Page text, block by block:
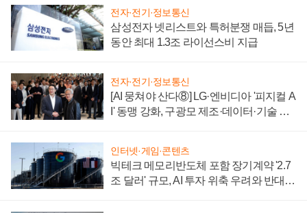
전자·전기·정보통신
삼성전자 넷리스트와 특허분쟁 매듭, 5년
동안 최대 1.3조 라이선스비 지급
전자·전기·정보통신
[AI 뭉쳐야 산다⑧] LG·엔비디아 '피지컬 A
I' 동맹 강화, 구광모 제조·데이터·기술 결
인터넷·게임·콘텐츠
빅테크 메모리반도체 포함 장기계약 '2.7
조 달러' 규모, AI 투자 위축 우려와 반대